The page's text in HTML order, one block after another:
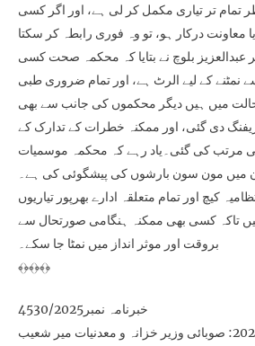
تمام تر تیاری مکمل کر لی ہے، اور اگر کسی
معاونت درکار ہو، تو وہ فوری رابطہ کر سکتا
عبدالعزیز بلوچ نے بتایا کہ محکمہ صحت کسی
نمٹنے کے لیے الرٹ ہے، اور تمام ضروری طبی
حالت میں ہیں دیگر محکموں کی جانب سے بھی
دی گئی، اور ممکنہ خطرات کے تدارک کے
مرتب کی گئی۔یاد رہے کہ محکمہ موسمیات
میں مون سون بارشوں کی پیشگوئی کی ہے۔
کیچ اور تمام متعلقہ ادارے بھرپور تیاریوں
تاکہ کسی بھی ممکنہ ہنگامی صورتحال سے
بروقت اور موثر انداز میں نمٹا جا سکے۔
﴾﴿﴾﴿﴾﴿
خبرنامہ نمبر4530/2025
خاران 23 جون2025: صوبائی وزیر خزانہ و معدنیات میر شعیب